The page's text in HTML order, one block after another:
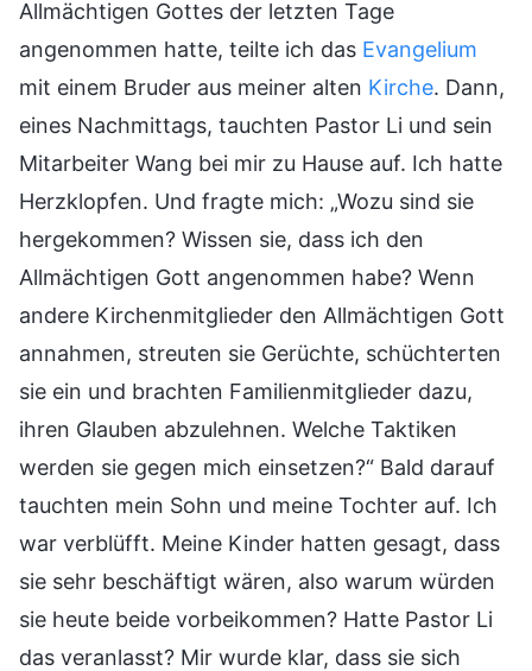
Allmächtigen Gottes der letzten Tage
angenommen hatte, teilte ich das Evangelium
mit einem Bruder aus meiner alten Kirche. Dann,
eines Nachmittags, tauchten Pastor Li und sein
Mitarbeiter Wang bei mir zu Hause auf. Ich hatte
Herzklopfen. Und fragte mich: „Wozu sind sie
hergekommen? Wissen sie, dass ich den
Allmächtigen Gott angenommen habe? Wenn
andere Kirchenmitglieder den Allmächtigen Gott
annahmen, streuten sie Gerüchte, schüchterten
sie ein und brachten Familienmitglieder dazu,
ihren Glauben abzulehnen. Welche Taktiken
werden sie gegen mich einsetzen?“ Bald darauf
tauchten mein Sohn und meine Tochter auf. Ich
war verblüfft. Meine Kinder hatten gesagt, dass
sie sehr beschäftigt wären, also warum würden
sie heute beide vorbeikommen? Hatte Pastor Li
das veranlasst? Mir wurde klar, dass sie sich